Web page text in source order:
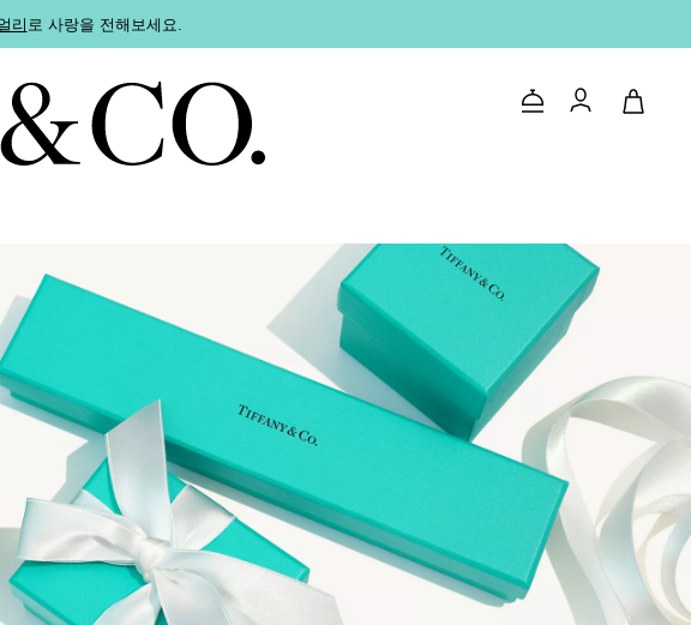
리로 사랑을 전해보세요.
문의하기로그인
포에버 티파니 솔리스트™ 완벽한 웨딩 링 선택하기